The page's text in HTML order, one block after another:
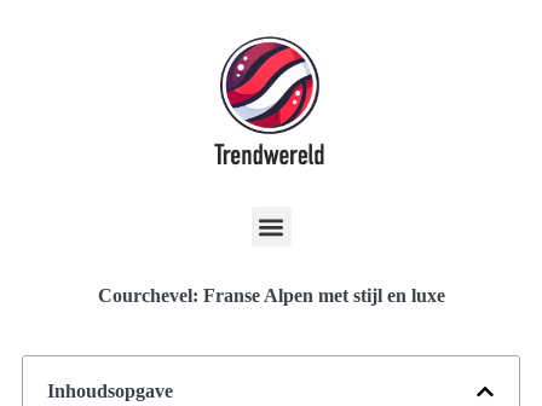
Courchevel: Franse Alpen met stijl en luxe
Inhoudsopgave